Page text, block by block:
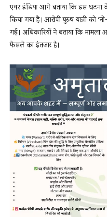
एयर इंडिया आगे बताया कि इस
किया गया है। आरोपी पुरुष यात्री को
गई। अधिकारियों ने बताया कि
फैसले का इंतजार है।